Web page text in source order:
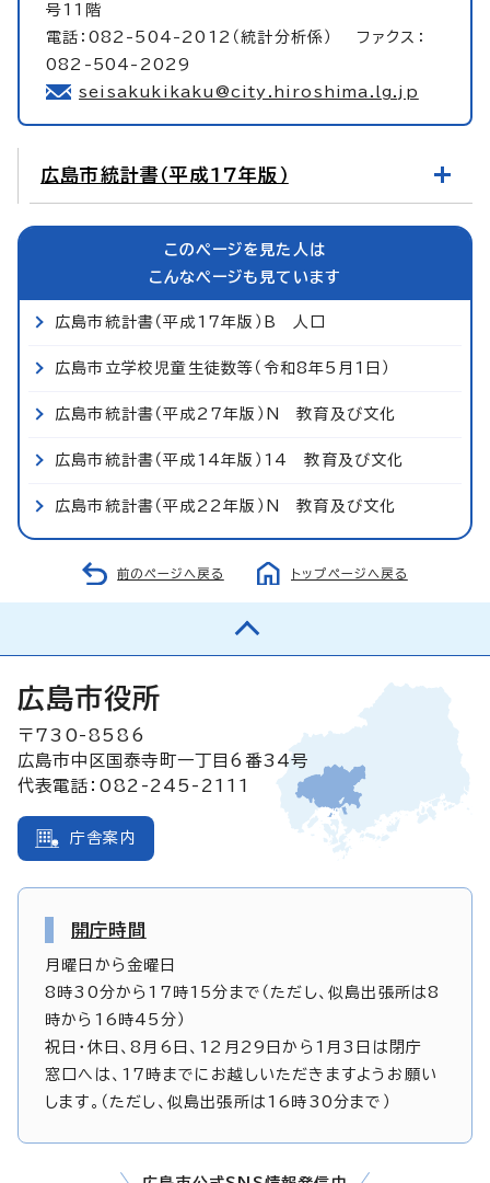
号11階
電話：082-504-2012（統計分析係） ファクス：
082-504-2029
seisakukikaku@city.hiroshima.lg.jp
広島市統計書（平成17年版）
このページを見た人は
こんなページも見ています
広島市統計書（平成17年版）B 人口
広島市立学校児童生徒数等（令和8年5月1日）
広島市統計書（平成27年版）N 教育及び文化
広島市統計書（平成14年版）14 教育及び文化
広島市統計書（平成22年版）N 教育及び文化
前のページへ戻る トップページへ戻る
広島市役所
〒730-8586
広島市中区国泰寺町一丁目6番34号
代表電話：082-245-2111
庁舎案内
開庁時間
月曜日から金曜日
8時30分から17時15分まで（ただし、似島出張所は8
時から16時45分）
祝日・休日、8月6日、12月29日から1月3日は閉庁
窓口へは、17時までにお越しいただきますようお願い
します。（ただし、似島出張所は16時30分まで）